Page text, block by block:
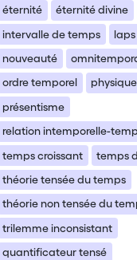
éternité
éternité divine
intervalle de temps
nouveauté
ordre temporel
présentisme
relation intemporelle-
temps croissant
temps
théorie tensée du temps
théorie non tensée du
trilemme inconsistant
quantificateur tensé